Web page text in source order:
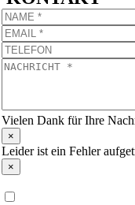
Vielen Dank für Ihre
×
Leider ist ein Fehler
×